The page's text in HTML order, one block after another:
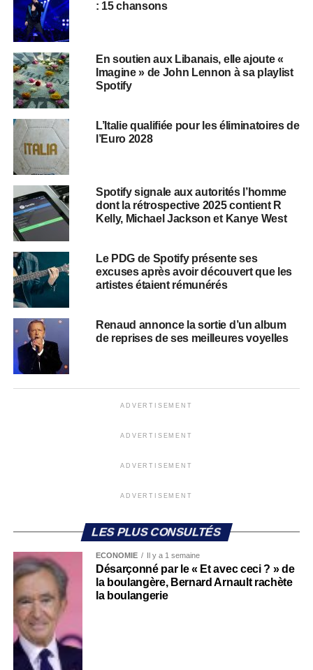
: 15 chansons
​​En soutien aux Libanais, elle ajoute «
Imagine » de John Lennon à sa playlist
Spotify
L’Italie qualifiée pour les éliminatoires de
l’Euro 2028
Spotify signale aux autorités l’homme
dont la rétrospective 2025 contient R
Kelly, Michael Jackson et Kanye West
Le PDG de Spotify présente ses
excuses après avoir découvert que les
artistes étaient rémunérés
Renaud annonce la sortie d’un album
de reprises de ses meilleures voyelles
ADVERTISEMENT
ADVERTISEMENT
ADVERTISEMENT
ADVERTISEMENT
LES PLUS CONSULTÉS
ECONOMIE Il y a 1 semaine
Désarçonné par le « Et avec ceci ? » de
la boulangère, Bernard Arnault rachète
la boulangerie